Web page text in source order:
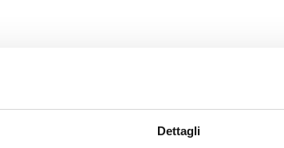
Dettagli